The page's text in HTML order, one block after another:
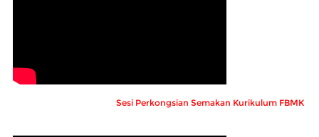
Sesi Perkongsian Semakan Kurikulum FBMK